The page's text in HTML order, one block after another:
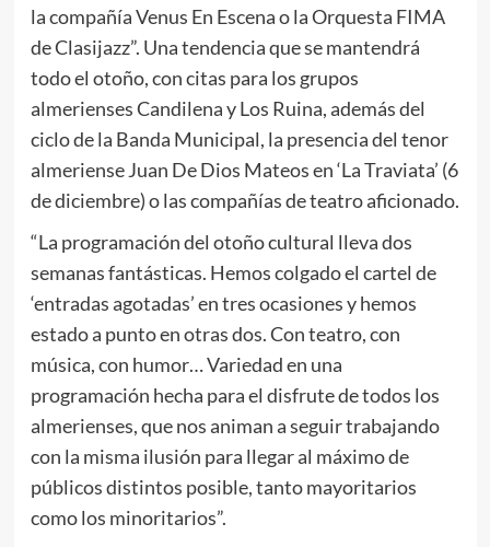
la compañía Venus En Escena o la Orquesta FIMA
de Clasijazz”. Una tendencia que se mantendrá
todo el otoño, con citas para los grupos
almerienses Candilena y Los Ruina, además del
ciclo de la Banda Municipal, la presencia del tenor
almeriense Juan De Dios Mateos en ‘La Traviata’ (6
de diciembre) o las compañías de teatro aficionado.
“La programación del otoño cultural lleva dos
semanas fantásticas. Hemos colgado el cartel de
‘entradas agotadas’ en tres ocasiones y hemos
estado a punto en otras dos. Con teatro, con
música, con humor… Variedad en una
programación hecha para el disfrute de todos los
almerienses, que nos animan a seguir trabajando
con la misma ilusión para llegar al máximo de
públicos distintos posible, tanto mayoritarios
como los minoritarios”.